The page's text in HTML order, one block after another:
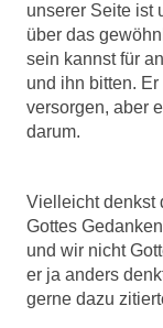
unserer Seite ist
über das
sein kannst für
und ihn bitten.
versorgen, aber
darum.
Vielleicht denkst
Gottes
und wir nicht
er ja anders
gerne dazu